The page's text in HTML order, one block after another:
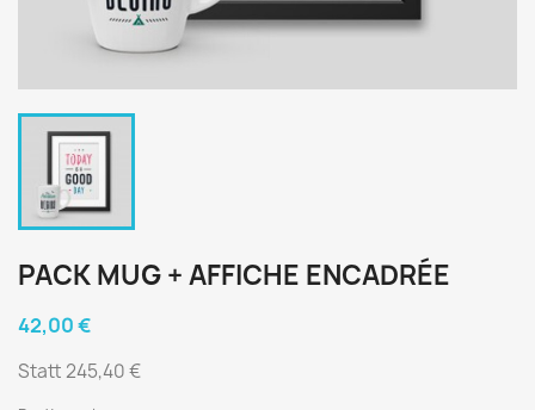
PACK MUG + AFFICHE ENCADRÉE
42,00 €
Statt 245,40 €